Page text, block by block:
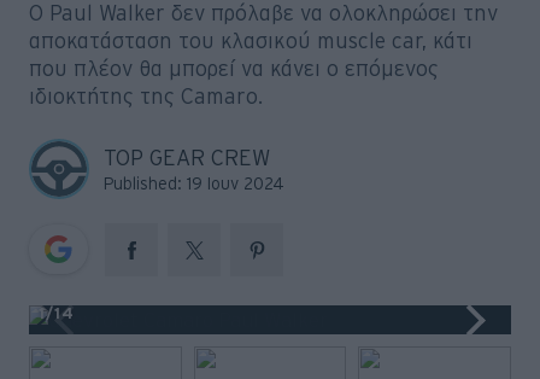
Ο Paul Walker δεν πρόλαβε να ολοκληρώσει την
αποκατάσταση του κλασικού muscle car, κάτι
που πλέον θα μπορεί να κάνει ο επόμενος
ιδιοκτήτης της Camaro.
TOP GEAR CREW
Published: 19 Ιουν 2024
1/14
Viral
Big Reads
Retro
Moto
Gaming
Συνεντεύξεις